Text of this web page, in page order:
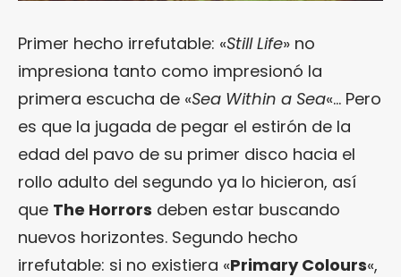
Primer hecho irrefutable: «Still Life» no
impresiona tanto como impresionó la
primera escucha de «Sea Within a Sea«… Pero
es que la jugada de pegar el estirón de la
edad del pavo de su primer disco hacia el
rollo adulto del segundo ya lo hicieron, así
que The Horrors deben estar buscando
nuevos horizontes. Segundo hecho
irrefutable: si no existiera «Primary Colours«,